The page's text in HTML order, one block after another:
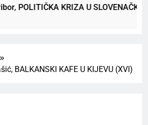
POLITIČKA KRIZA U SLOVENAČKOM
BALKANSKI KAFE U KIJEVU (XVI)